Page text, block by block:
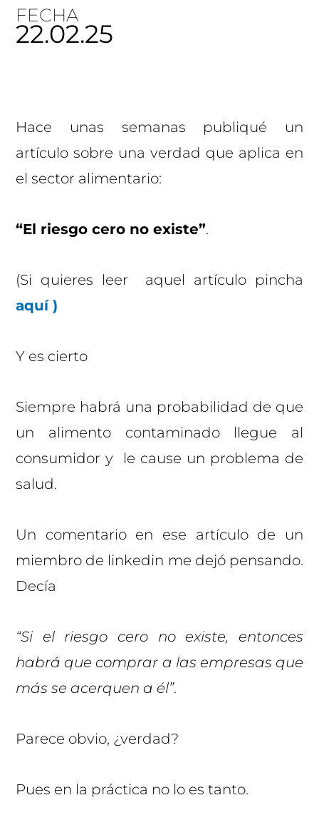
FECHA
22.02.25
Hace unas semanas publiqué un
artículo sobre una verdad que aplica en
el sector alimentario:
“El riesgo cero no existe”.
(Si quieres leer aquel artículo pincha
aquí )
Y es cierto
Siempre habrá una probabilidad de que
un alimento contaminado llegue al
consumidor y le cause un problema de
salud.
Un comentario en ese artículo de un
miembro de linkedin me dejó pensando.
Decía
“Si el riesgo cero no existe, entonces
habrá que comprar a las empresas que
más se acerquen a él”.
Parece obvio, ¿verdad?
Pues en la práctica no lo es tanto.